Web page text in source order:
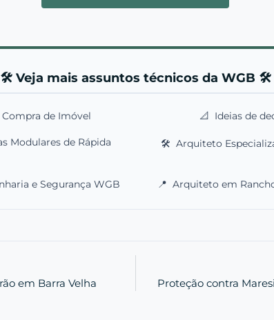
🛠️ Veja mais assuntos técnicos da WGB 🛠️
de Imóvel 📐 Ideias de
Modulares de Rápida
🛠️ Arquiteto
e Segurança WGB 📍 Arquiteto em
em Barra Velha Proteção contra